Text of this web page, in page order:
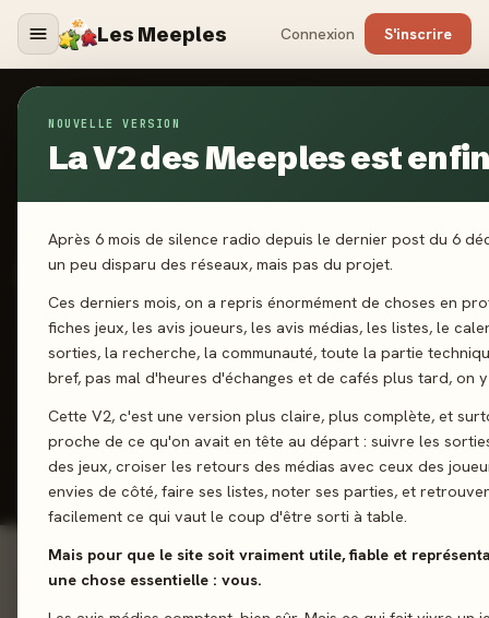
Les Meeples Connexion S'inscrire
NOUVELLE VERSION
La V2 des Meeples est
Après 6 mois de silence radio depuis le dernier post du 6
un peu disparu des réseaux, mais pas du projet.
Ces derniers mois, on a repris énormément de choses en
fiches jeux, les avis joueurs, les avis médias, les listes, le
sorties, la recherche, la communauté, toute la partie
bref, pas mal d'heures d'échanges et de cafés plus tard, on
Cette V2, c'est une version plus claire, plus complète, et
proche de ce qu'on avait en tête au départ : suivre les
des jeux, croiser les retours des médias avec ceux des
envies de côté, faire ses listes, noter ses parties, et
facilement ce qui vaut le coup d'être sorti à table.
Mais pour que le site soit vraiment utile, fiable et
une chose essentielle : vous.
Jeux/Sunrise Avenue
2024·GIGAMIC
Sunrise Avenue
2-4 joueurs 8 ans+ 45 min Cartes Construction
Donner mon avis
01 - LE JEU